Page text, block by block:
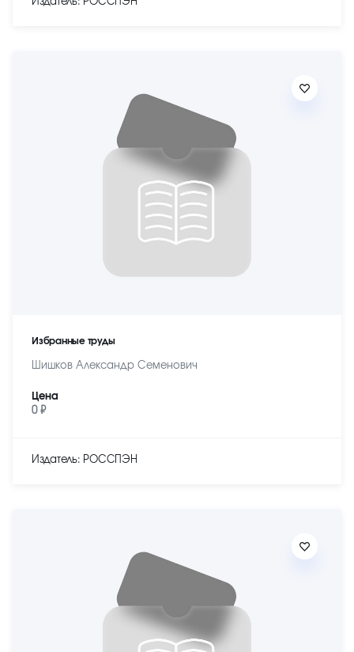
Издатель: РОССПЭН
Избранные труды
Шишков Александр Семенович
Цена
0 ₽
Издатель: РОССПЭН